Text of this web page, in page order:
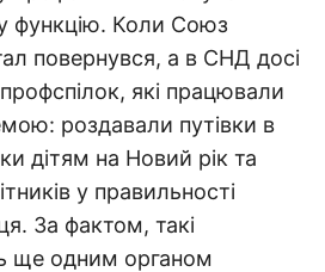
функцію. Коли Союз
повернувся, а в СНД досі
які працювали
роздавали путівки в
дітям на Новий рік та
у правильності
За фактом, такі
ще одним органом